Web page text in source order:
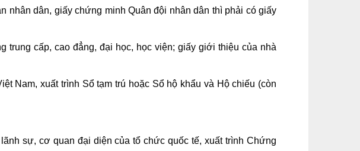
nhân dân, giấy chứng minh Quân đội nhân dân thì phải có giấy
trung cấp, cao đẳng, đại học, học viện; giấy giới thiệu của nhà
Nam, xuất trình Sổ tạm trú hoặc Sổ hộ khẩu và Hộ chiếu (còn
sự, cơ quan đại diện của tổ chức quốc tế, xuất trình Chứng